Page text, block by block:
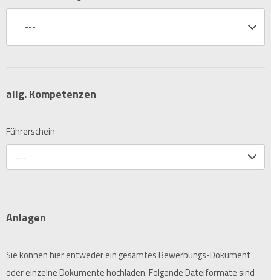
---
allg. Kompetenzen
Führerschein
---
Anlagen
Sie können hier entweder ein gesamtes Bewerbungs-Dokument
oder einzelne Dokumente hochladen. Folgende Dateiformate sind